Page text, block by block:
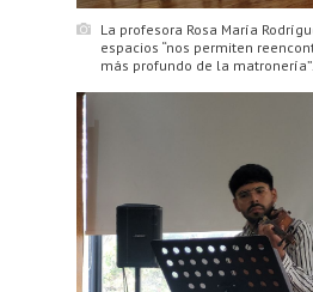
La profesora Rosa María
espacios “nos permiten
más profundo de la matronería”.